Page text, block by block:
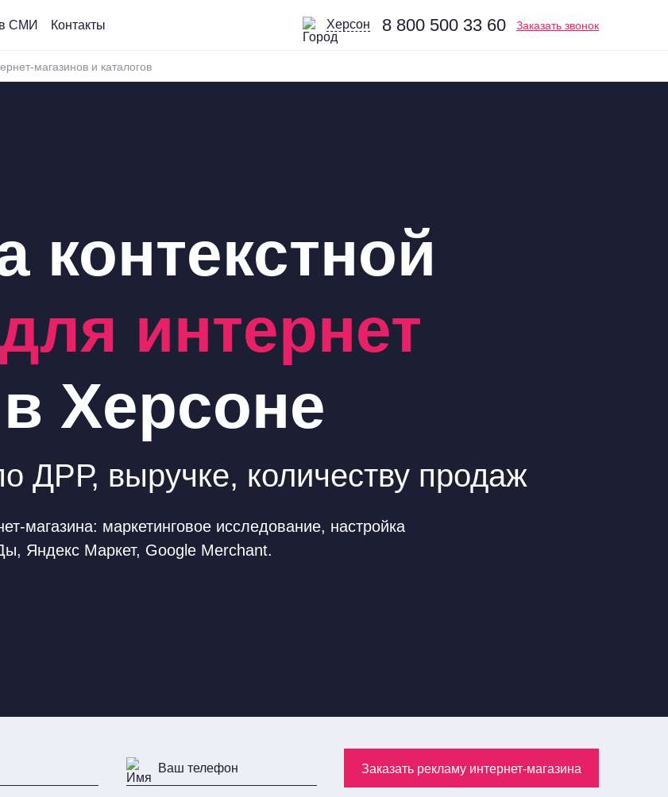
СМИ Контакты Херсон 8 800 500 33 60 Заказать звонок
магазинов и каталогов
контекстной
для интернет
в Херсоне
ДРР, выручке, количеству продаж
магазина: маркетинговое исследование, настройка
Яндекс Маркет, Google Merchant.
Заказать рекламу интернет-магазина